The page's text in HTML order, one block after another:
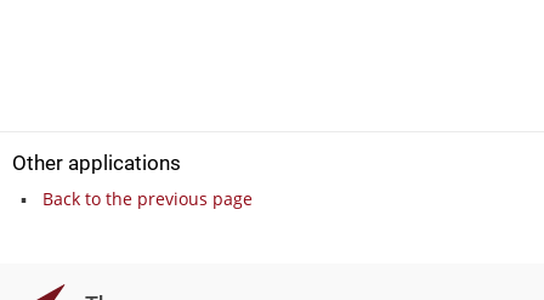
Other applications
Back to the previous page